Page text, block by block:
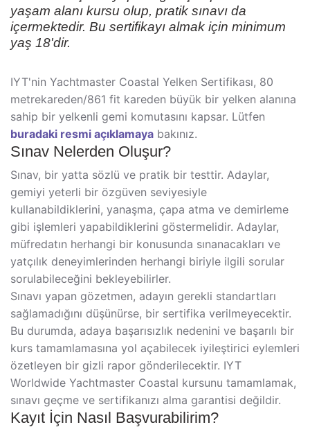
yaşam alanı kursu olup, pratik sınavı da
içermektedir. Bu sertifikayı almak için minimum
yaş 18'dir.
IYT'nin Yachtmaster Coastal Yelken Sertifikası, 80
metrekareden/861 fit kareden büyük bir yelken alanına
sahip bir yelkenli gemi komutasını kapsar. Lütfen
buradaki resmi açıklamaya bakınız.
Sınav Nelerden Oluşur?
Sınav, bir yatta sözlü ve pratik bir testtir. Adaylar,
gemiyi yeterli bir özgüven seviyesiyle
kullanabildiklerini, yanaşma, çapa atma ve demirleme
gibi işlemleri yapabildiklerini göstermelidir. Adaylar,
müfredatın herhangi bir konusunda sınanacakları ve
yatçılık deneyimlerinden herhangi biriyle ilgili sorular
sorulabileceğini bekleyebilirler.
Sınavı yapan gözetmen, adayın gerekli standartları
sağlamadığını düşünürse, bir sertifika verilmeyecektir.
Bu durumda, adaya başarısızlık nedenini ve başarılı bir
kurs tamamlamasına yol açabilecek iyileştirici eylemleri
özetleyen bir gizli rapor gönderilecektir. IYT
Worldwide Yachtmaster Coastal kursunu tamamlamak,
sınavı geçme ve sertifikanızı alma garantisi değildir.
Kayıt İçin Nasıl Başvurabilirim?